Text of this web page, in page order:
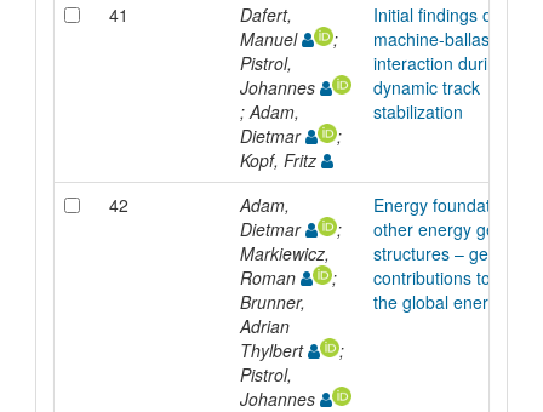
41
Dafert,
Manuel
;
Pistrol,
Johannes
; Adam,
Dietmar
;
Kopf, Fritz
Initial findings on the
machine-ballast
interaction during
dynamic track
stabilization
42
Adam,
Dietmar
;
Markiewicz,
Roman
;
Brunner,
Adrian
Thylbert
;
Pistrol,
Johannes
Energy foundations
other energy geo-
structures –
contributions to
the global energy